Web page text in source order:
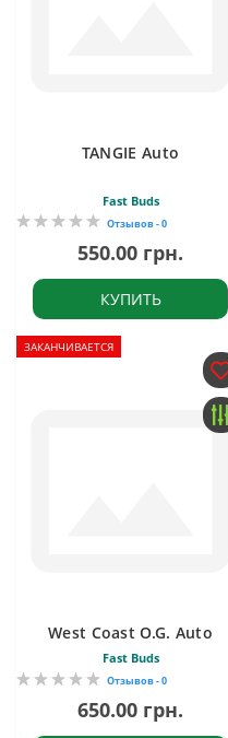
TANGIE Auto
Fast Buds
Отзывов - 0
550.00 грн.
КУПИТЬ
ЗАКАНЧИВАЕТСЯ
West Coast O.G. Auto
Fast Buds
Отзывов - 0
650.00 грн.